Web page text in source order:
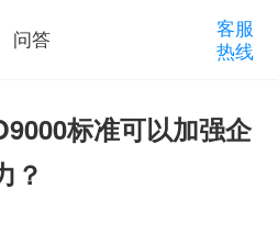
问答
客服
热线
标准可以加强企
？